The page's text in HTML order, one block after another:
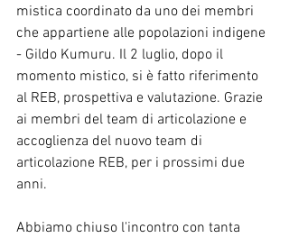
mistica coordinato da uno dei membri
che appartiene alle popolazioni indigene
- Gildo Kumuru. Il 2 luglio, dopo il
momento mistico, si è fatto riferimento
al REB, prospettiva e valutazione. Grazie
ai membri del team di articolazione e
accoglienza del nuovo team di
articolazione REB, per i prossimi due
anni.
Abbiamo chiuso l'incontro con tanta